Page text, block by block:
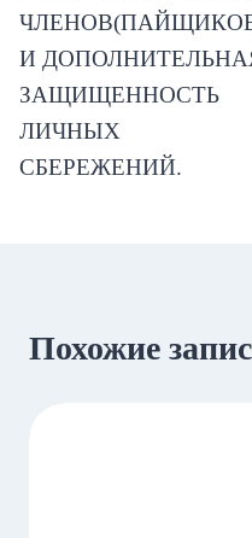
И
ЗАЩИЩЕННОСТЬ
ЛИЧНЫХ
СБЕРЕЖЕНИЙ.
Похожие